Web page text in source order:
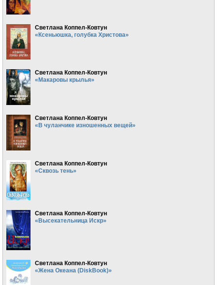
Светлана Коппел-Ковтун
«Ксеньюшка, голубка Христова»
Светлана Коппел-Ковтун
«Макаровы крылья»
Светлана Коппел-Ковтун
«В чуланчике изношенных вещей»
Светлана Коппел-Ковтун
«Сквозь тень»
Светлана Коппел-Ковтун
«Высекательница Искр»
Светлана Коппел-Ковтун
«Жена Океана (DiskBook)»